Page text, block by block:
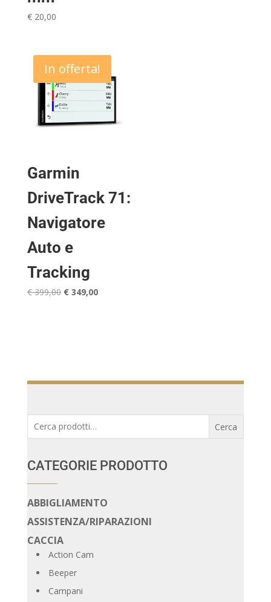
€20,00
In offerta!
Garmin
DriveTrack 71:
Navigatore
Auto e
Tracking
€399,00 Il
€349,00Il
Cerca
CATEGORIE PRODOTTO
ABBIGLIAMENTO
ASSISTENZA/RIPARAZIONI
CACCIA
Action Cam
Beeper
Campani